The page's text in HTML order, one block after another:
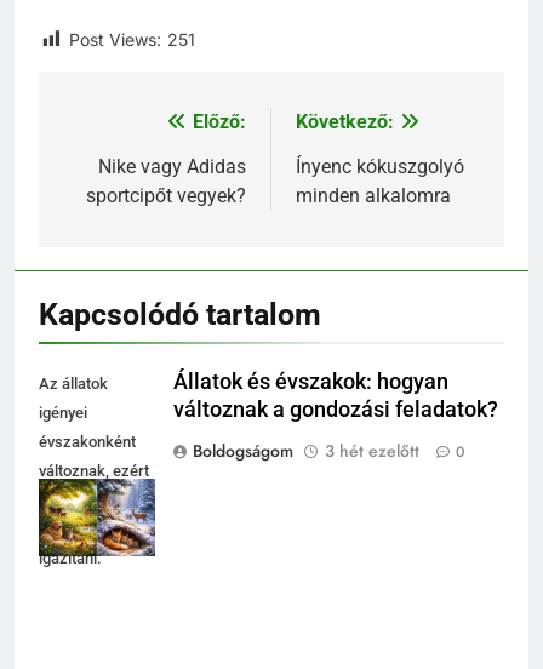
Post Views: 251
Bejegyzés
navigáció
Előző:
Nike vagy Adidas
sportcipőt vegyek?
Következő:
Ínyenc kókuszgolyó
minden alkalomra
Kapcsolódó tartalom
Az állatok
igényei
évszakonként
változnak, ezért
a gondozást is
hozzá kell
igazítani.
Állatok és évszakok: hogyan
változnak a gondozási feladatok?
Boldogságom
3 hét ezelőtt 0